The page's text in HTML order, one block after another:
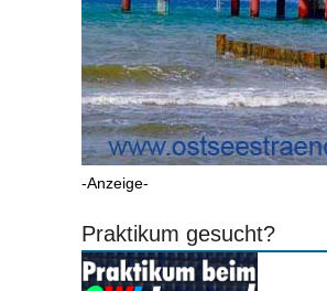
-Anzeige-
Praktikum gesucht?